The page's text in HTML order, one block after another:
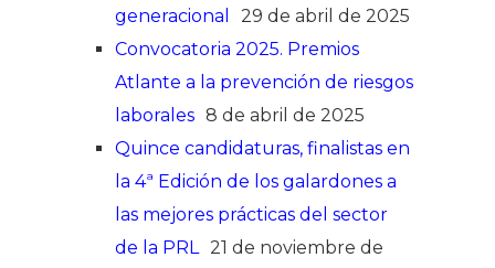
generacional
29 de abril de 2025
Convocatoria 2025. Premios
Atlante a la prevención de riesgos
laborales 8 de abril de 2025
Quince candidaturas, finalistas en
la 4ª Edición de los galardones a
las mejores prácticas del sector
de la PRL 21 de noviembre de